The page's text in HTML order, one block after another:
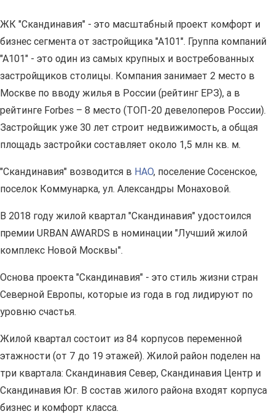
ЖК "Скандинавия" - это масштабный проект комфорт и
бизнес сегмента от застройщика "А101". Группа компаний
"А101" - это один из самых крупных и востребованных
застройщиков столицы. Компания занимает 2 место в
Москве по вводу жилья в России (рейтинг ЕРЗ), а в
рейтинге Forbes – 8 место (ТОП-20 девелоперов России).
Застройщик уже 30 лет строит недвижимость, а общая
площадь застройки составляет около 1,5 млн кв. м.
"Скандинавия" возводится в НАО, поселение Сосенское,
поселок Коммунарка, ул. Александры Монаховой.
В 2018 году жилой квартал "Скандинавия" удостоился
премии URBAN AWARDS в номинации "Лучший жилой
комплекс Новой Москвы".
Основа проекта "Скандинавия" - это стиль жизни стран
Северной Европы, которые из года в год лидируют по
уровню счастья.
Жилой квартал состоит из 84 корпусов переменной
этажности (от 7 до 19 этажей). Жилой район поделен на
три квартала: Скандинавия Север, Скандинавия Центр и
Скандинавия Юг. В состав жилого района входят корпуса
бизнес и комфорт класса.